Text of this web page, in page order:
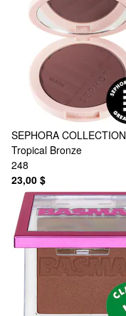
SEPHORA COLLECTION
Tropical Bronze
248
23,00 $